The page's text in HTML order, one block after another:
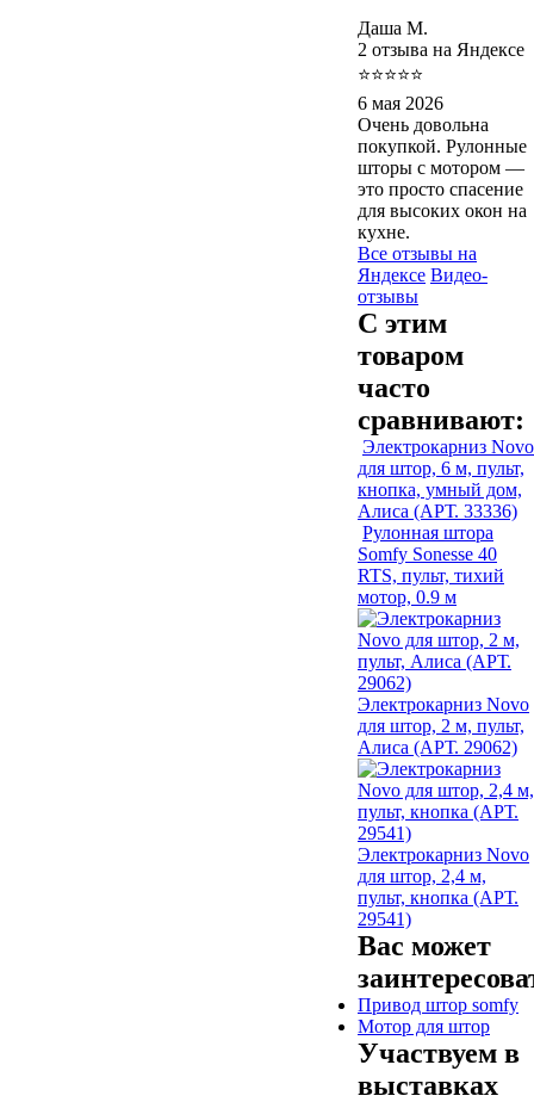
Даша М.
2 отзыва на Яндексе
⭐⭐⭐⭐⭐
6 мая 2026
Очень довольна
покупкой. Рулонные
шторы с мотором —
это просто спасение
для высоких окон на
кухне.
Все отзывы на
Яндексе Видео-
отзывы
С этим
товаром
часто
сравнивают:
Электрокарниз Novo
для штор, 6 м, пульт,
кнопка, умный дом,
Алиса (АРТ. 33336)
Рулонная штора
Somfy Sonesse 40
RTS, пульт, тихий
мотор, 0.9 м
Электрокарниз Novo
для штор, 2 м, пульт,
Алиса (АРТ. 29062)
Электрокарниз Novo
для штор, 2,4 м,
пульт, кнопка (АРТ.
29541)
Вас может
Привод штор somfy
Мотор для штор
Участвуем в
выставках